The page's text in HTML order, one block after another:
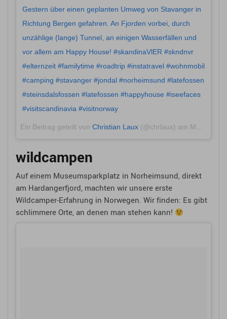
Gestern über einen geplanten Umweg von Stavanger in
Richtung Bergen gefahren. An Fjorden vorbei, durch
unzählige (lange) Tunnel, an einigen Wasserfällen und
vor allem am Happy House! #skandinaVlER #skndnvr
#elternzeit #familytime #roadtrip #instatravel #wohnmobil
#camping #stavanger #jondal #norheimsund #latefossen
#steinsdalsfossen #latefossen #happyhouse #iseefaces
#visitscandinavia #visitnorway
Ein Beitrag geteilt von Christian Laux (@chrlaux) am Mai 26, 2018 um 2:48 PDT
wildcampen
Auf einem Museumsparkplatz in Norheimsund, direkt
am Hardangerfjord, machten wir unsere erste
Wildcamper-Erfahrung in Norwegen. Wir finden: Es gibt
schlimmere Orte, an denen man stehen kann!